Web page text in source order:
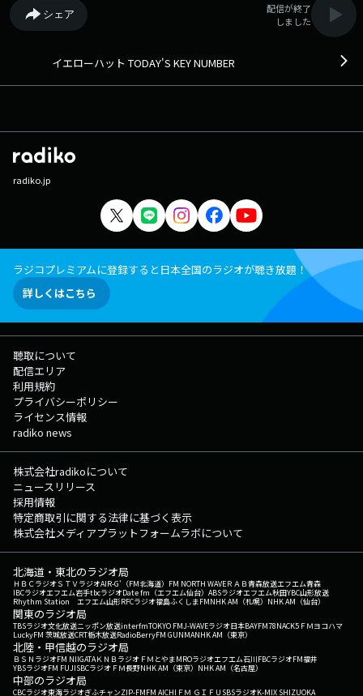
シェア
配信が終了
しました
イエローハット TODAY'S KEY NUMBER
radiko.jp
ラジコプレミアムに登録すると日本全国のラジオが聴き放題！
詳しくはこちら
聴取について
配信エリア
利用規約
プライバシーポリシー
ライセンス情報
radiko news
株式会社radikoについて
ニュースリリース
採用情報
特定商取引に関する法律に基づく表示
株式会社メディアプラットフォームラボについて
北海道・東北のラジオ局
ＨＢＣラジオＳＴＶラジオAIR-G'（FM北海道） FM NORTH WAVEＲＡＢ青森放送エフエム青森
IBCラジオエフエム岩手tbcラジオDate fm（エフエム仙台） ABSラジオエフエム秋田YBC山形放送
Rhythm Station エフエム山形RFCラジオ福島ふくしまFMNHK AM（札幌） NHK AM（仙台）
関東のラジオ局
TBSラジオ文化放送ニッポン放送interfmTOKYO FMJ-WAVEラジオ日本BAYFM78NACK5 ＦＭヨコハマ
LuckyFM 茨城放送CRT栃木放送RadioBerryFM GUNMANHK AM（東京）
北陸・甲信越のラジオ局
ＢＳＮラジオFM NIIGATAＫＮＢラジオ ＦＭとやまMROラジオエフエム石川FBCラジオFM福井
YBSラジオFM FUJISBCラジオ ＦＭ長野NHK AM（東京） NHK AM（名古屋）
中部のラジオ局
CBCラジオ東海ラジオぎふチャンZIP-FMFM AICHI ＦＭ ＧＩＦＵ SBSラジオK-MIX SHIZUOKA